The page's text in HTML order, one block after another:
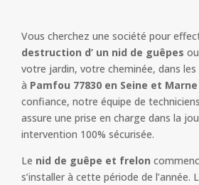
Vous cherchez une société pour
destruction d’ un nid de guêpes
votre jardin, votre cheminée, dans
à Pamfou 77830 en Seine et Marne
confiance, notre équipe de
assure une prise en charge dans la
intervention 100% sécurisée.
Le nid de guêpe et frelon
s’installer à cette période de l’année.